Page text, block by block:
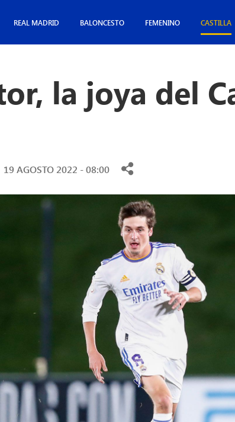
REAL MADRID BALONCESTO FEMENINO CASTILLA
la joya del
19 AGOSTO 2022 - 08:00